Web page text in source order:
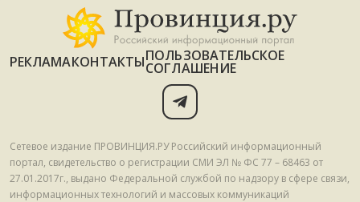
РЕКЛАМАКОНТАКТЫПОЛЬЗОВАТЕЛЬСКОЕ
СОГЛАШЕНИЕ
Сетевое издание ПРОВИНЦИЯ.РУ Российский информационный
портал, свидетельство о регистрации СМИ ЭЛ № ФС 77 – 68463 от
27.01.2017г., выдано Федеральной службой по надзору в сфере связи,
информационных технологий и массовых коммуникаций